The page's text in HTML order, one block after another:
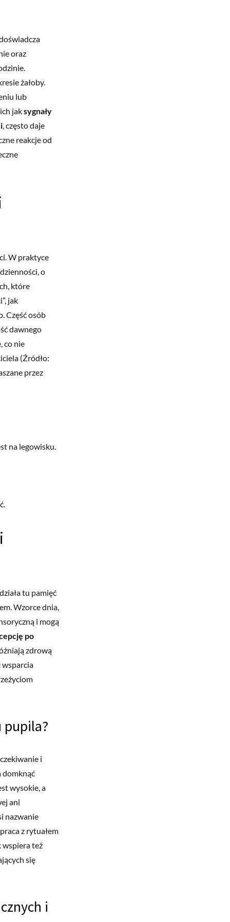
oraz
żałoby.
lub
jaksygnały
, często daje
reakcje od
W praktyce
o
które
jak
Część osób
dawnego
co nie
(Źródło:
przez
na legowisku.
tu pamięć
Wzorce dnia,
i mogą
po
zdrową
wsparcia
pupila?
i
domknąć
wysokie, a
ani
nazwanie
z rytuałem
wspiera też
się
i